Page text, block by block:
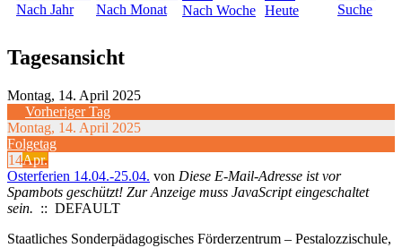
Nach Jahr Nach Monat Nach Woche Heute Suche
Tagesansicht
Montag, 14. April 2025
Vorheriger Tag
Montag, 14. April 2025
Folgetag
14Apr.
Osterferien 14.04.-25.04. von Diese E-Mail-Adresse ist vor
Spambots geschützt! Zur Anzeige muss JavaScript eingeschaltet
sein. :: DEFAULT
Staatliches Sonderpädagogisches Förderzentrum – Pestalozzischule,